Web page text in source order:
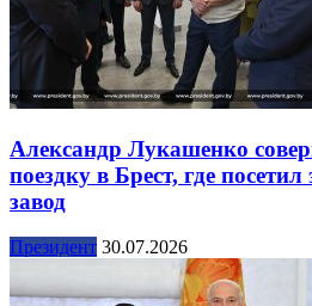
Александр Лукашенко
поездку в Брест, где
завод
Президент 30.07.2026